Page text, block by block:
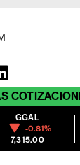
GGAL
-0.81%
7,315.00